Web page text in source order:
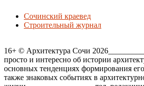
Сочинский краевед
Строительный журнал
16+ © Архитектура Сочи
просто и интересно об истории
основных тенденциях формирования
также знаковых событиях в